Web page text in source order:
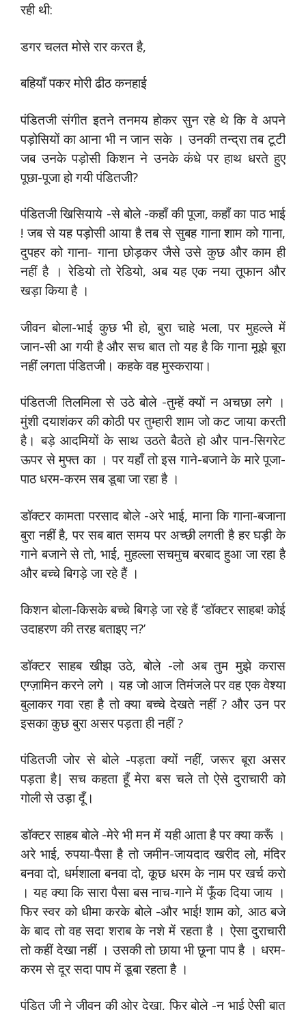
रही थी:
डगर चलत मोसे रार करत है,
बहियाँ पकर मोरी ढीठ कनहाई
पंडितजी संगीत इतने तनमय होकर सुन रहे थे कि वे अपने
पड़ोसियों का आना भी न जान सके । उनकी तन्द्रा तब टूटी
जब उनके पड़ोसी किशन ने उनके कंधे पर हाथ धरते हुए
पूछा-पूजा हो गयी पंडितजी?
पंडितजी खिसियाये -से बोले -कहाँ की पूजा, कहाँ का पाठ भाई
! जब से यह पड़ोसी आया है तब से सुबह गाना शाम को गाना,
दुपहर को गाना- गाना छोड़कर जैसे उसे कुछ और काम ही
नहीं है । रेडियो तो रेडियो, अब यह एक नया तूफान और
खड़ा किया है ।
जीवन बोला-भाई कुछ भी हो, बुरा चाहे भला, पर मुहल्ले में
जान-सी आ गयी है और सच बात तो यह है कि गाना मूझे बूरा
नहीं लगता पंडितजी। कहके वह मुस्कराया।
पंडितजी तिलमिला से उठे बोले -तुम्हें क्यों न अचछा लगे ।
मुंशी दयाशंकर की कोठी पर तुम्हारी शाम जो कट जाया करती
है। बड़े आदमियों के साथ उठते बैठते हो और पान-सिगरेट
ऊपर से मुफ्त का । पर यहाँ तो इस गाने-बजाने के मारे पूजा-
पाठ धरम-करम सब डूबा जा रहा है ।
डॉक्टर कामता परसाद बोले -अरे भाई, माना कि गाना-बजाना
बुरा नहीं है, पर सब बात समय पर अच्छी लगती है हर घड़ी के
गाने बजाने से तो, भाई, मुहल्ला सचमुच बरबाद हुआ जा रहा है
और बच्चे बिगड़े जा रहे हैं ।
किशन बोला-किसके बच्चे बिगड़े जा रहे हैं ‘डॉक्टर साहब! कोई
उदाहरण की तरह बताइए न?’
डॉक्टर साहब खीझ उठे, बोले -लो अब तुम मुझे करास
एग्ज़ामिन करने लगे । यह जो आज तिमंजले पर वह एक वेश्या
बुलाकर गवा रहा है तो क्या बच्चे देखते नहीं ? और उन पर
इसका कुछ बुरा असर पड़ता ही नहीं ?
पंडितजी जोर से बोले -पड़ता क्यों नहीं, जरूर बूरा असर
पड़ता है| सच कहता हूँ मेरा बस चले तो ऐसे दुराचारी को
गोली से उड़ा दूँ।
डॉक्टर साहब बोले -मेरे भी मन में यही आता है पर क्या करूँ ।
अरे भाई, रुपया-पैसा है तो जमीन-जायदाद खरीद लो, मंदिर
बनवा दो, धर्मशाला बनवा दो, कूछ धरम के नाम पर खर्च करो
। यह क्या कि सारा पैसा बस नाच-गाने में फूँक दिया जाय ।
फिर स्वर को धीमा करके बोले -और भाई! शाम को, आठ बजे
के बाद तो वह सदा शराब के नशे में रहता है । ऐसा दुराचारी
तो कहीं देखा नहीं । उसकी तो छाया भी छूना पाप है । धरम-
करम से दूर सदा पाप में डूबा रहता है ।
पंडित जी ने जीवन की ओर देखा, फिर बोले -न भाई ऐसी बात